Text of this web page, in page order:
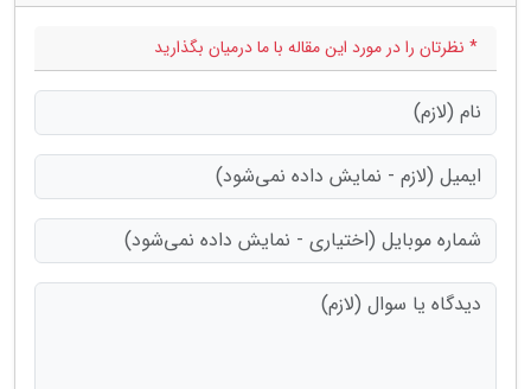
* نظرتان را در مورد این مقاله با ما درمیان بگذارید